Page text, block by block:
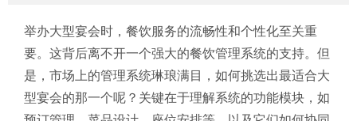
举办大型宴会时，餐饮服务的流畅性和个性化至关重
要。这背后离不开一个强大的餐饮管理系统的支持。但
是，市场上的管理系统琳琅满目，如何挑选出最适合大
型宴会的那一个呢？关键在于理解系统的功能模块，如